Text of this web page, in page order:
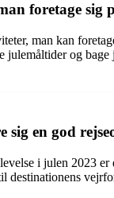
foretage sig
man kan
og
en god
i julen 2023
destinationens